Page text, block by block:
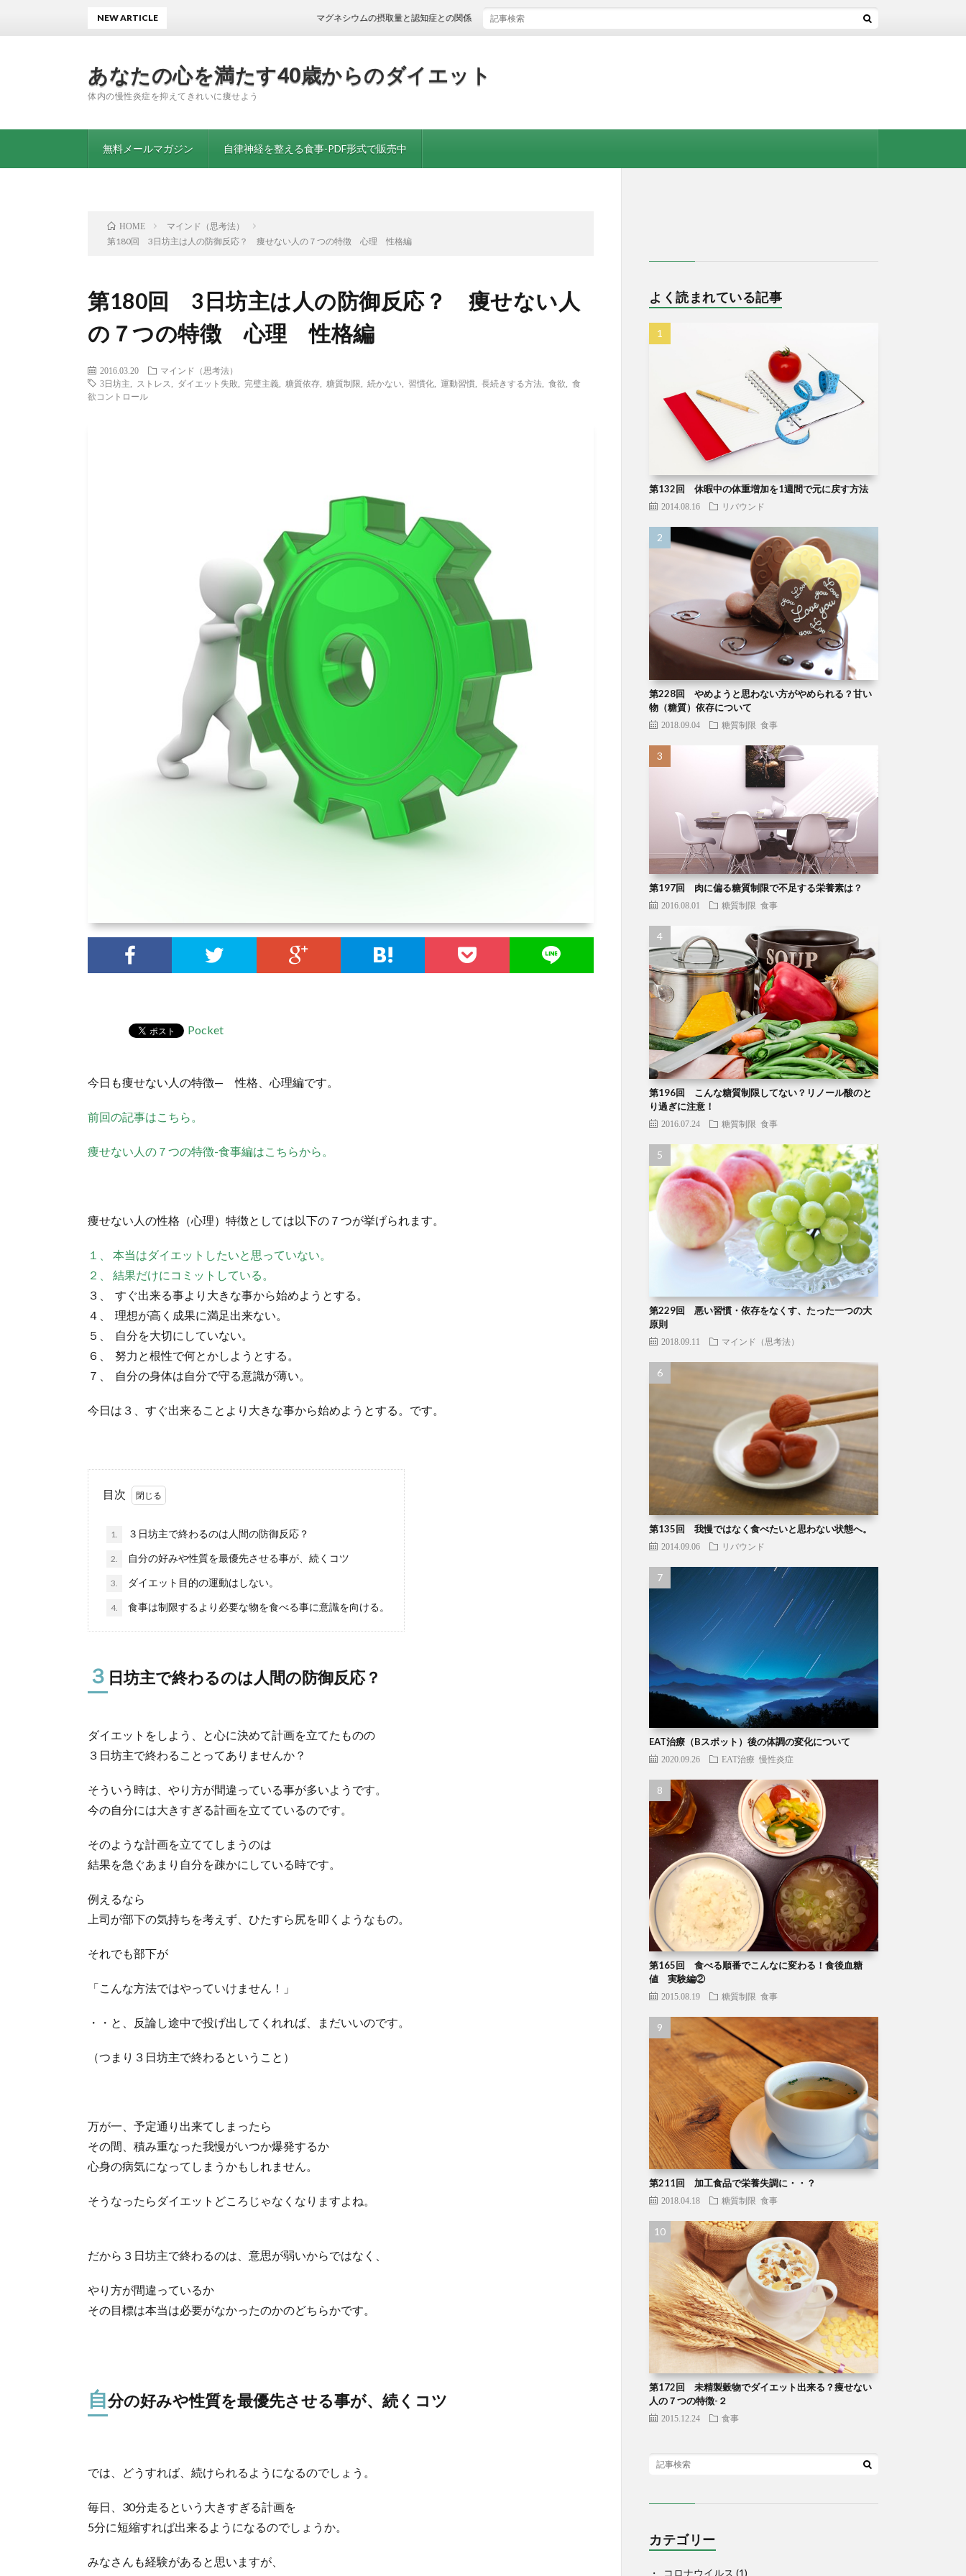
あなたの心を満たす40歳からのダイエット
体内の慢性炎症を抑えてきれいに痩せよう
無料メールマガジン 自律神経を整える食事-PDF形式で販売中
NEW ARTICLE マグネシウムの摂取量と認知症との関係
HOME
マインド（思考法）
第180回 3日坊主は人の防御反応？ 痩せない人の７つの特徴 心理 性格編
第180回 3日坊主は人の防御反応？ 痩せない人
の７つの特徴 心理 性格編
2016.03.20
マインド（思考法）
3日坊主
ストレス ダイエット失敗 完璧主義 糖質依存 糖質制限 続かない 習慣化 運動習慣 長続きする方法 食欲
食
欲コントロール
Pocket
今日も痩せない人の特徴— 性格、心理編です。
前回の記事はこちら。
痩せない人の７つの特徴-食事編はこちらから。
痩せない人の性格（心理）特徴としては以下の７つが挙げられます。
１、 本当はダイエットしたいと思っていない。
２、 結果だけにコミットしている。
３、 すぐ出来る事より大きな事から始めようとする。
４、 理想が高く成果に満足出来ない。
５、 自分を大切にしていない。
６、 努力と根性で何とかしようとする。
７、 自分の身体は自分で守る意識が薄い。
今日は３、すぐ出来ることより大きな事から始めようとする。です。
目次
1. ３日坊主で終わるのは人間の防御反応？
2. 自分の好みや性質を最優先させる事が、続くコツ
3. ダイエット目的の運動はしない。
4. 食事は制限するより必要な物を食べる事に意識を向ける。
３ 日坊主で終わるのは人間の防御反応？
ダイエットをしよう、と心に決めて計画を立てたものの
３日坊主で終わることってありませんか？
そういう時は、やり方が間違っている事が多いようです。
今の自分には大きすぎる計画を立てているのです。
そのような計画を立ててしまうのは
結果を急ぐあまり自分を疎かにしている時です。
例えるなら
上司が部下の気持ちを考えず、ひたすら尻を叩くようなもの。
それでも部下が
「こんな方法ではやっていけません！」
・・と、反論し途中で投げ出してくれれば、まだいいのです。
（つまり３日坊主で終わるということ）
万が一、予定通り出来てしまったら
その間、積み重なった我慢がいつか爆発するか
心身の病気になってしまうかもしれません。
そうなったらダイエットどころじゃなくなりますよね。
だから３日坊主で終わるのは、意思が弱いからではなく、
やり方が間違っているか
その目標は本当は必要がなかったのかのどちらかです。
自分の好みや性質を最優先させる事が、続くコツ
では、どうすれば、続けられるようになるのでしょう。
毎日、30分走るという大きすぎる計画を
5分に短縮すれば出来るようになるのでしょうか。
みなさんも経験があると思いますが、
よく読まれている記事
第132回 休暇中の体重増加を1週間で元に戻す方法
2014.08.16 リバウンド
第228回 やめようと思わない方がやめられる？甘い
物（糖質）依存について
2018.09.04 糖質制限 食事
第197回 肉に偏る糖質制限で不足する栄養素は？
2016.08.01 糖質制限 食事
第196回 こんな糖質制限してない？リノール酸のと
り過ぎに注意！
2016.07.24 糖質制限 食事
第229回 悪い習慣・依存をなくす、たった一つの大
原則
2018.09.11 マインド（思考法）
第135回 我慢ではなく食べたいと思わない状態へ。
2014.09.06 リバウンド
EAT治療（Bスポット）後の体調の変化について
2020.09.26 EAT治療 慢性炎症
第165回 食べる順番でこんなに変わる！食後血糖
値 実験編②
2015.08.19 糖質制限 食事
第211回 加工食品で栄養失調に・・？
2018.04.18 糖質制限 食事
第172回 未精製穀物でダイエット出来る？痩せない
人の７つの特徴-２
2015.12.24 食事
カテゴリー
コロナウイルス (1)